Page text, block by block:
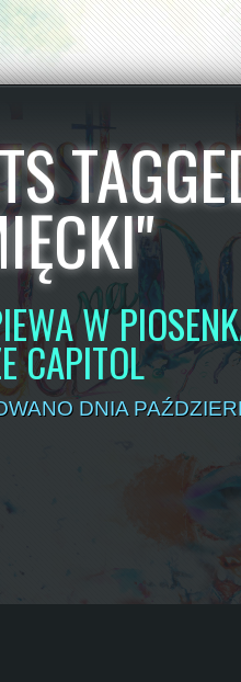
W
CAPITOL
DNIA